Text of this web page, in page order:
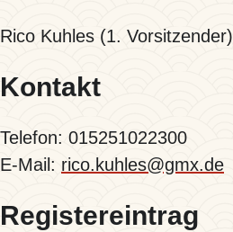
Rico Kuhles (1. Vorsitzender)
Kontakt
Telefon: 015251022300
E-Mail: rico.kuhles@gmx.de
Registereintrag